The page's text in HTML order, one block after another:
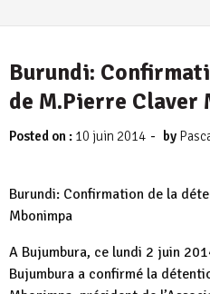
Burundi:
de M.Pierre Claver
Posted on : 10 juin 2014 - by
Burundi: Confirmation de la
Mbonimpa
A Bujumbura, ce lundi 2 juin
Bujumbura a confirmé la